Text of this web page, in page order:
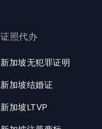
证照代办
新加坡无犯罪证明
新加坡结婚证
新加坡LTVP